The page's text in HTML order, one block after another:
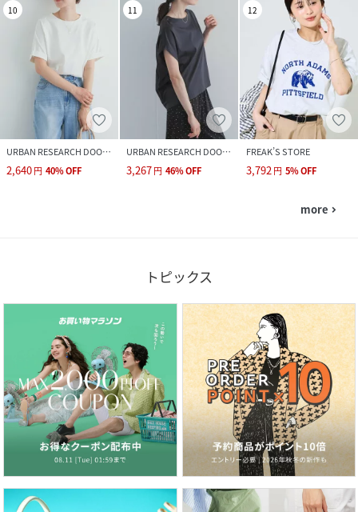
10
URBAN RESEARCH DOORS
2,640円 40%OFF
11
URBAN RESEARCH DOORS
3,267円 46%OFF
12
FREAK’S STORE
3,792円 5%OFF
more navigate_next
トピックス